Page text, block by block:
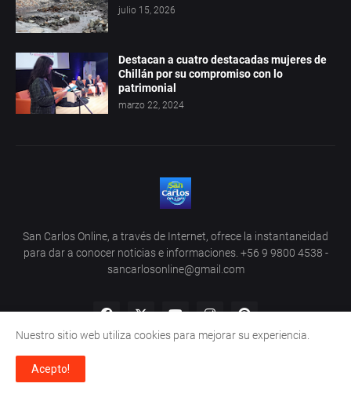
julio 15, 2026
Destacan a cuatro destacadas mujeres de
Chillán por su compromiso con lo
patrimonial
marzo 22, 2024
San Carlos Online, a través de Internet, ofrece la instantaneidad
para dar a conocer noticias e informaciones. +56 9 9800 4538 -
sancarlosonline@gmail.com
Nuestro sitio web utiliza cookies para mejorar su experiencia.
Acepto!